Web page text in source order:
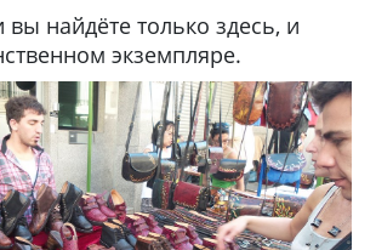
вы найдёте только здесь, и
экземпляре.